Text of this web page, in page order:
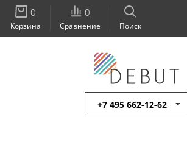
+7 495 662-12-62
Поиск
0
Сравнение
0
Корзина